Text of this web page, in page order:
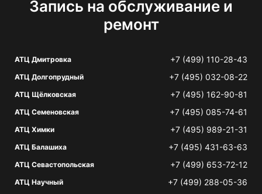
Запись на обслуживание и
ремонт
АТЦ Дмитровка +7 (499) 110-28-43
АТЦ Долгопрудный +7 (495) 032-08-22
АТЦ Щёлковская +7 (495) 162-90-81
АТЦ Семеновская +7 (495) 085-74-61
АТЦ Химки +7 (495) 989-21-31
АТЦ Балашиха +7 (495) 431-63-63
АТЦ Севастопольская +7 (499) 653-72-12
АТЦ Научный +7 (499) 288-05-36